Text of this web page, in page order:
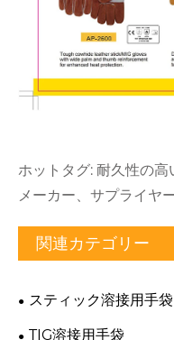
ホットタグ: 耐久性の高
メーカー、サプライヤ
関連カテゴリー
スティック溶接用手袋
TIG溶接用手袋